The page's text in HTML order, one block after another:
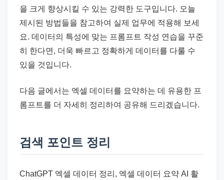
을 크게 향상시킬 수 있는 강력한 도구입니다. 오늘
제시된 방법들을 참고하여 실제 업무에 적용해 보세
요. 데이터의 특성에 맞는 프롬프트 작성 연습을 꾸준
히 한다면, 더욱 빠르고 정확하게 데이터를 다룰 수
있을 것입니다.
다음 글에서는 엑셀 데이터를 요약하는 데 유용한 프
롬프트를 더 자세히 정리하여 공유해 드리겠습니다.
검색 포인트 정리
ChatGPT 엑셀 데이터 정리, 엑셀 데이터 요약 AI 활